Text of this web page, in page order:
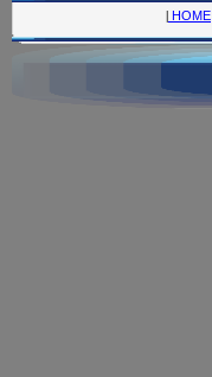
| HOME